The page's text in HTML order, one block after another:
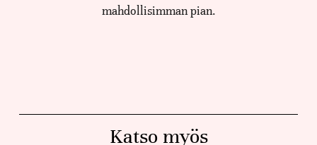
mahdollisimman pian.
Katso myös